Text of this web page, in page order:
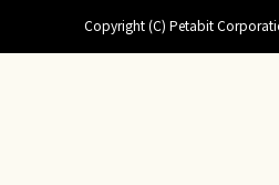
Copyright (C) Petabit